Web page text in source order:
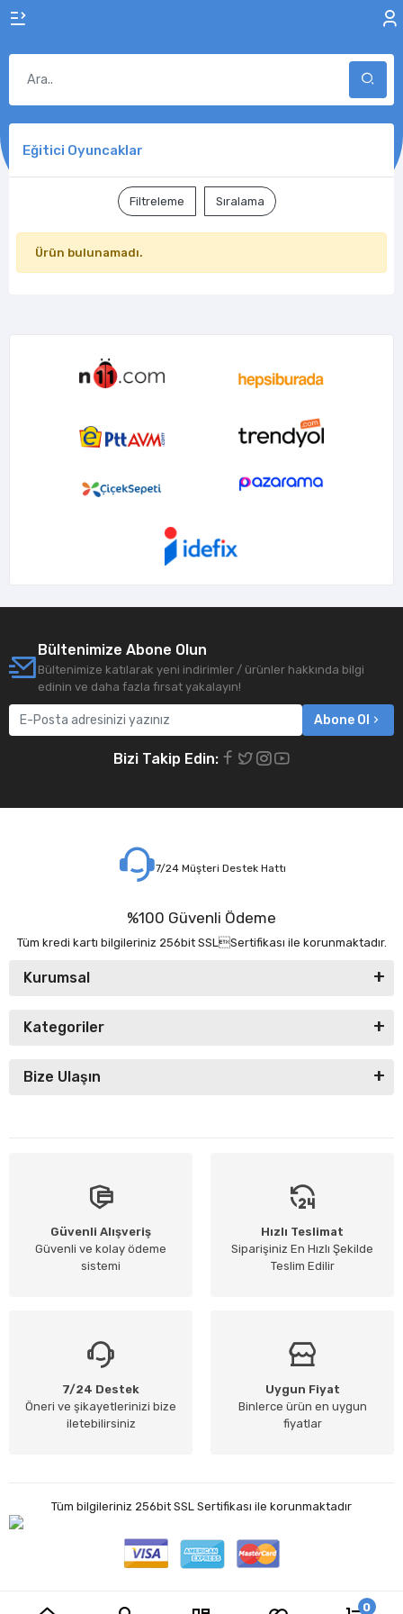
Eğitici Oyuncaklar
Filtreleme Sıralama
Ürün bulunamadı.
Bültenimize Abone Olun
Bültenimize katılarak yeni indirimler / ürünler hakkında bilgi
edinin ve daha fazla fırsat yakalayın!
Abone Ol
Bizi Takip Edin:
7/24 Müşteri Destek Hattı
%100 Güvenli Ödeme
Tüm kredi kartı bilgileriniz 256bit SSLSertifikası ile korunmaktadır.
Kurumsal
Kategoriler
Bize Ulaşın
Güvenli Alışveriş
Güvenli ve kolay ödeme
sistemi
Hızlı Teslimat
Siparişiniz En Hızlı Şekilde
Teslim Edilir
7/24 Destek
Öneri ve şikayetlerinizi bize
iletebilirsiniz
Uygun Fiyat
Binlerce ürün en uygun
fiyatlar
Tüm bilgileriniz 256bit SSL Sertifikası ile korunmaktadır
0